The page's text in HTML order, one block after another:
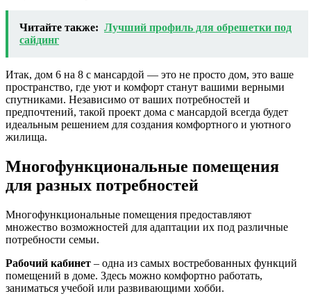
Читайте также: Лучший профиль для обрешетки под
сайдинг
Итак, дом 6 на 8 с мансардой — это не просто дом, это ваше
пространство, где уют и комфорт станут вашими верными
спутниками. Независимо от ваших потребностей и
предпочтений, такой проект дома с мансардой всегда будет
идеальным решением для создания комфортного и уютного
жилища.
Многофункциональные помещения
для разных потребностей
Многофункциональные помещения предоставляют
множество возможностей для адаптации их под различные
потребности семьи.
Рабочий кабинет – одна из самых востребованных функций
помещений в доме. Здесь можно комфортно работать,
заниматься учебой или развивающими хобби.